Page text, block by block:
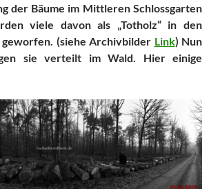
der Bäume im Mittleren Schlossgarten
viele davon als „Totholz“ in den
(siehe Archivbilder Link) Nun
sie verteilt im Wald. Hier einige